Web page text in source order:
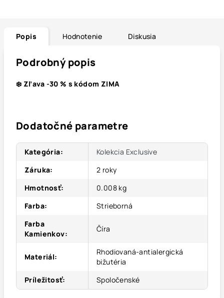
Popis Hodnotenie Diskusia
Podrobný popis
❄️ Zľava -30 % s kódom ZIMA
Dodatočné parametre
Kategória:
Kolekcia Exclusive
Záruka:
2 roky
Hmotnosť:
0.008 kg
Farba:
Strieborná
Farba
Kamienkov:
Číra
Materiál:
Rhodiovaná-antialergická
bižutéria
Príležitosť: Spoločenské